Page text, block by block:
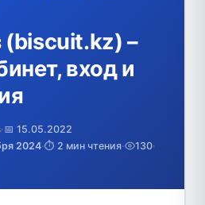
(biscuit.kz) –
вход и
·📅 15.05.2022
2024·⏱️ 2 мин чтения· 130·